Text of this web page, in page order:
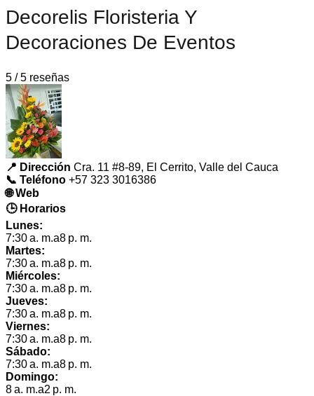
Decorelis Floristeria Y
Decoraciones De Eventos
5 / 5 reseñas
📍 Dirección Cra. 11 #8-89, El Cerrito, Valle del Cauca
📞 Teléfono +57 323 3016386
🌐 Web
🕒 Horarios
Lunes:
7:30 a. m.a8 p. m.
Martes:
7:30 a. m.a8 p. m.
Miércoles:
7:30 a. m.a8 p. m.
Jueves:
7:30 a. m.a8 p. m.
Viernes:
7:30 a. m.a8 p. m.
Sábado:
7:30 a. m.a8 p. m.
Domingo:
8 a. m.a2 p. m.